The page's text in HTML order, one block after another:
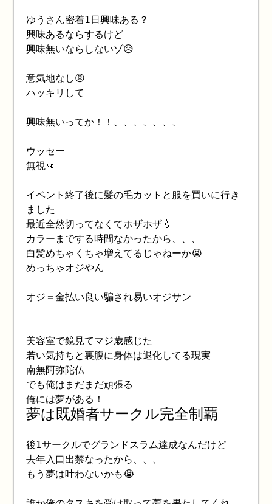
ゆうさん密着1日興味ある？
興味あるならするけど
興味無いならしないゾ😥
意気地なし😠
ハッキリして
興味無いってか！！、、、、、、、
ウッセー
無視👊
イベント終了後に髪の毛カットと服を買いに行き
ました
最近全然切ってなくてホザホザ💧
カラーまでする時間なかったから、、、
白髪めちゃくちゃ増えてるじゃねーか😭
めっちゃオジやん
オジ＝金払い良い騙され易いオジサン
美容室で鏡見てマジ歳感じた
若い気持ちと裏腹に身体は退化してる現実
南無阿弥陀仏
でも俺はまだまだ頑張る
俺には夢がある！
夢は既婚者サークル完全制覇
後1サークルでグランドスラム達成なんだけど
去年入口出禁なったから、、、
もう夢は叶わないかも😭